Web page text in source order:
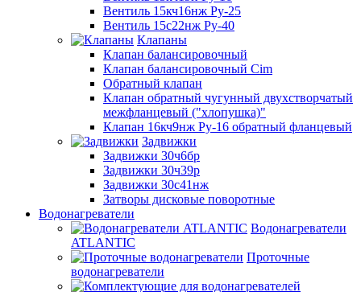
Вентиль 15кч16нж Ру-25
Вентиль 15с22нж Ру-40
Клапаны
Клапан балансировочный
Клапан балансировочный Cim
Обратный клапан
Клапан обратный чугунный двухстворчатый
межфланцевый ("хлопушка)"
Клапан 16кч9нж Ру-16 обратный фланцевый
Задвижки
Задвижки 30ч6бр
Задвижки 30ч39р
Задвижки 30с41нж
Затворы дисковые поворотные
Водонагреватели
Водонагреватели
ATLANTIC
Проточные
водонагреватели